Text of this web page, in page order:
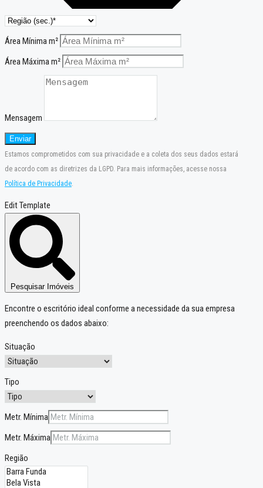
Área Mínima m²
Área Máxima m²
Mensagem
Enviar
Estamos comprometidos com sua privacidade e a coleta dos seus dados estará
de acordo com as diretrizes da LGPD. Para mais informações, acesse nossa
Política de Privacidade.
Edit Template
Pesquisar Imóveis
Encontre o escritório ideal conforme a necessidade da sua empresa
preenchendo os dados abaixo:
Situação
Tipo
Metr. Mínima
Metr. Máxima
Região